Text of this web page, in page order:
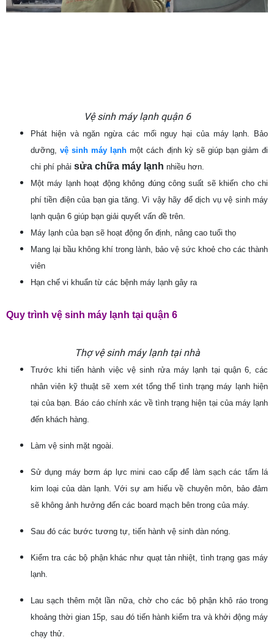
Vệ sinh máy lạnh quận 6
Phát hiện và ngăn ngừa các mối nguy hại của máy lạnh. Bảo
dưỡng,vệ sinh máy lạnh một cách định kỳ sẽ giúp bạn giảm đi
chi phí phải sửa chữa máy lạnh nhiều hơn.
Một máy lạnh hoạt động không đúng công suất sẽ khiến cho chi
phí tiền điện của bạn gia tăng. Vì vậy hãy để dịch vụ vệ sinh máy
lạnh quận 6 giúp bạn giải quyết vấn đề trên.
Máy lạnh của bạn sẽ hoạt động ổn định, nâng cao tuổi thọ
Mang lại bầu không khí trong lành, bảo vệ sức khoẻ cho các thành
viên
Hạn chế vi khuẩn từ các bệnh máy lạnh gây ra
Quy trình vệ sinh máy lạnh tại quận 6
Thợ vệ sinh máy lạnh tại nhà
Trước khi tiến hành việc vệ sinh rửa máy lạnh tại quận 6, các
nhân viên kỹ thuật sẽ xem xét tổng thể tình trạng máy lạnh hiện
tại của bạn. Báo cáo chính xác về tình trạng hiện tại của máy lạnh
đến khách hàng.
Làm vệ sinh mặt ngoài.
Sử dụng máy bơm áp lực mini cao cấp để làm sạch các tấm lá
kim loại của dàn lạnh. Với sự am hiểu về chuyên môn, bảo đảm
sẽ không ảnh hưởng đến các board mạch bên trong của máy.
Sau đó các bước tương tự, tiến hành vệ sinh dàn nóng.
Kiểm tra các bộ phận khác như quạt tản nhiệt, tình trạng gas máy
lạnh.
Lau sạch thêm một lần nữa, chờ cho các bộ phận khô ráo trong
khoảng thời gian 15p, sau đó tiến hành kiểm tra và khởi động máy
chạy thử.